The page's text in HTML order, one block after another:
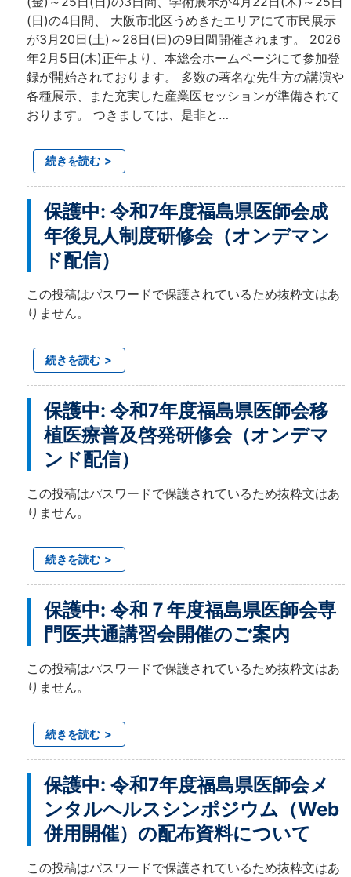
(日)の4日間、 大阪市北区うめきたエリアにて市民展示
が3月20日(土)～28日(日)の9日間開催されます。 2026
年2月5日(木)正午より、本総会ホームページにて参加登
録が開始されております。 多数の著名な先生方の講演や
各種展示、また充実した産業医セッションが準備されて
おります。 つきましては、是非と…
続きを読む
保護中: 令和7年度福島県医師会成
年後見人制度研修会（オンデマン
ド配信）
この投稿はパスワードで保護されているため抜粋文はあ
りません。
続きを読む
保護中: 令和7年度福島県医師会移
植医療普及啓発研修会（オンデマ
ンド配信）
この投稿はパスワードで保護されているため抜粋文はあ
りません。
続きを読む
保護中: 令和７年度福島県医師会専
門医共通講習会開催のご案内
この投稿はパスワードで保護されているため抜粋文はあ
りません。
続きを読む
保護中: 令和7年度福島県医師会メ
ンタルヘルスシンポジウム（Web
併用開催）の配布資料について
この投稿はパスワードで保護されているため抜粋文はあ